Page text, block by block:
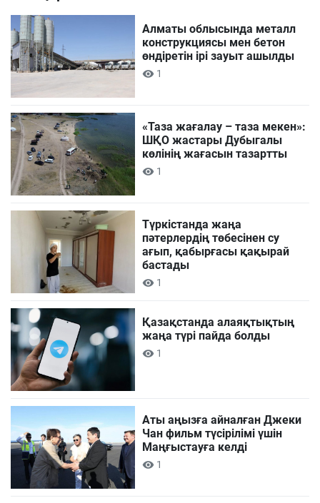
Алматы облысында металл
конструкциясы мен бетон
өндіретін ірі зауыт ашылды
1
«Таза жағалау – таза мекен»:
ШҚО жастары Дубыгалы
көлінің жағасын тазартты
1
Түркістанда жаңа
пәтерлердің төбесінен су
ағып, қабырғасы қақырай
бастады
1
Қазақстанда алаяқтықтың
жаңа түрі пайда болды
1
Аты аңызға айналған Джеки
Чан фильм түсірілімі үшін
Маңғыстауға келді
1